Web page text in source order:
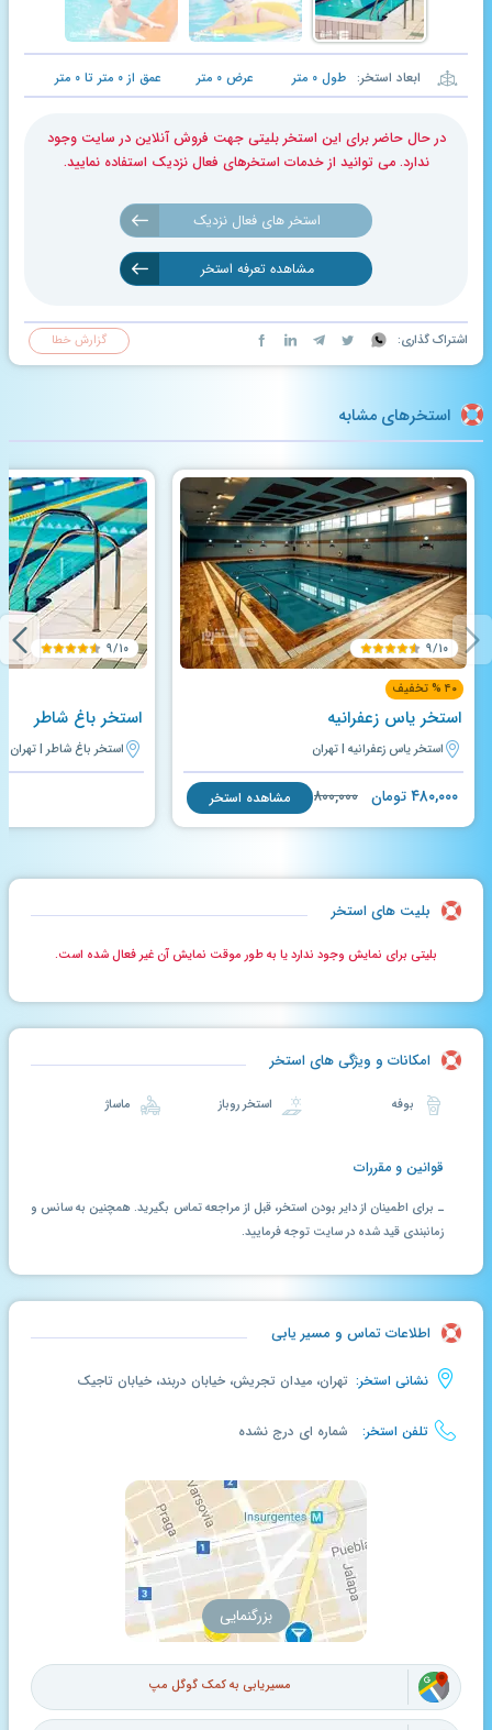
ابعاد استخر: طول ۰ متر عرض۰ متر عمق از۰ متر تا۰ متر
در حال حاضر برای این استخر بلیتی جهت فروش آنلاین در سایت وجود
ندارد. می توانید از خدمات استخرهای فعال نزدیک استفاده نمایید.
استخر های فعال نزدیک
مشاهده تعرفه استخر
اشتراک گذاری: گزارش خطا
استخرهای مشابه
۹/۱۰
۴۰ % تخفیف
استخر یاس زعفرانیه
استخر یاس زعفرانیه | تهران
۴۸۰,۰۰۰تومان ۸۰۰,۰۰۰ مشاهده استخر
۹/۱۰
استخر باغ شاطر
استخر باغ شاطر | تهران
بلیت های استخر
بلیتی برای نمایش وجود ندارد یا به طور موقت نمایش آن غیر فعال شده است.
امکانات و ویژگی های استخر
قوانین و مقررات
ـ برای اطمینان از دایر بودن استخر، قبل از مراجعه تماس بگیرید. همچنین به سانس و
زمانبندی قید شده در سایت توجه فرمایید.
اطلاعات تماس و مسیر یابی
نشانی استخر: تهران، میدان تجریش، خیابان دربند، خیابان تاجیک
تلفن استخر: شماره ای درج نشده
بزرگنمایی
مسیریابی به کمک گوگل مپ